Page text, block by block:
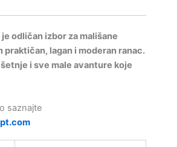
odličan izbor za mališane
praktičan, lagan i moderan ranac.
i sve male avanture koje
saznajte